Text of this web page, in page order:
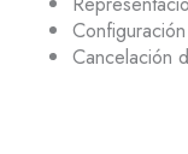
Cancelación